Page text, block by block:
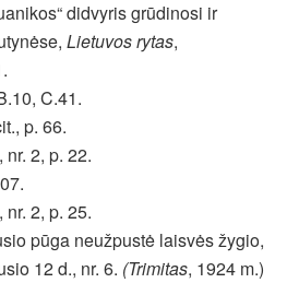
didvyris grūdinosi ir
Lietuvos rytas,
C.41.
p. 66.
nr. 2, p. 22.
nr. 2, p. 25.
pūga neužpustė laisvės žygio,
12 d., nr. 6. (Trimitas, 1924 m.)